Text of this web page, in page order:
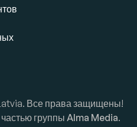
Все права защищены!
группы Alma Media.